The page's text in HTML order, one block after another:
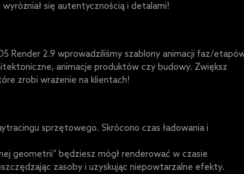
się autentycznością i detalami!
Render 2.9 wprowadziliśmy szablony animacji faz/
animacje produktów czy budowy. Zwiększ
zrobi wrażenie na klientach!
sprzętowego. Skrócono czas ładowania i
geometrii” będziesz mógł renderować w czasie
zasoby i uzyskując niepowtarzalne efekty.